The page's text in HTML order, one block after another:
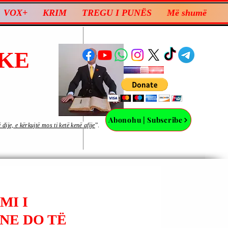
VOX+ KRIM TREGU I PUNËS Më shumë
Abonohu | Subscribe
e kërkujtë mos ti ketë kenë afije”.
I
DO TË